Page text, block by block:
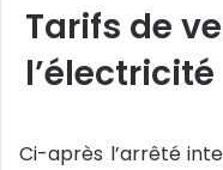
Tarifs de
l’électricité
Ci-après l’arrêté